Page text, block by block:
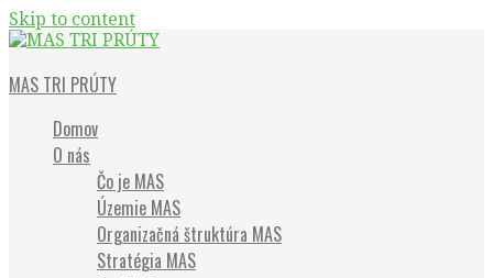
Skip to content
MAS TRI PRÚTY
Domov
O nás
Čo je MAS
Územie MAS
Organizačná štruktúra MAS
Stratégia MAS